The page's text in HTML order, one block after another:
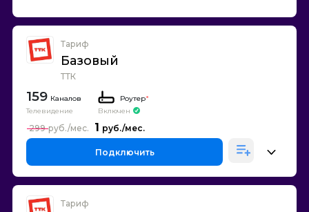
Тариф
Базовый
ТТК
159 Каналов
Телевидение
Роутер*
Включен
1
299
Подключить
Тариф